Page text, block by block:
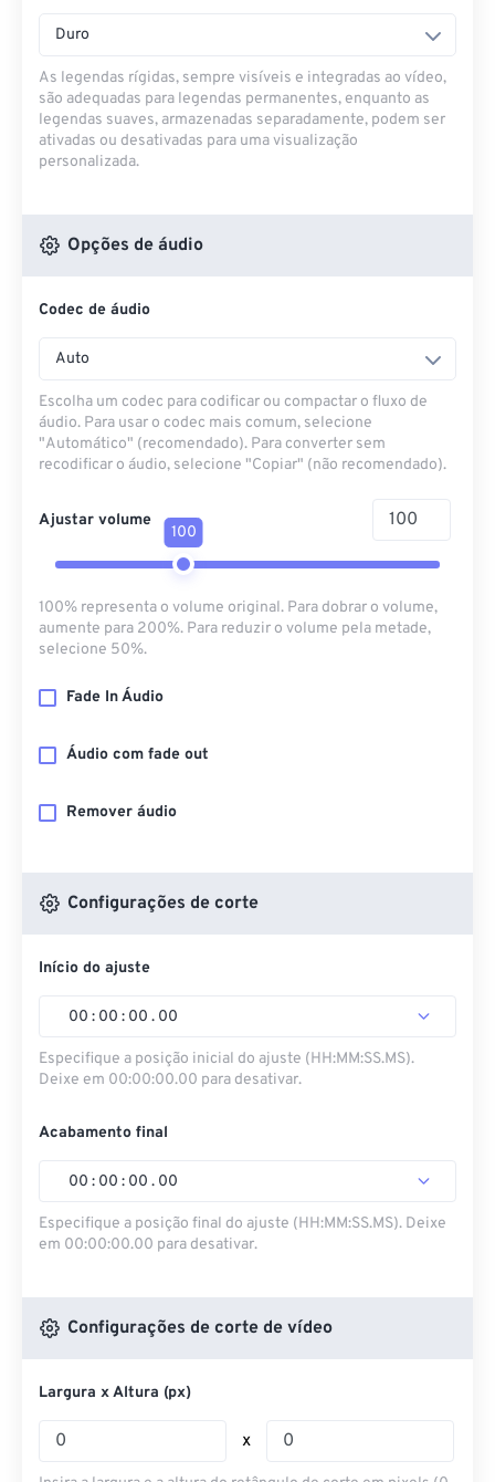
Duro
As legendas rígidas, sempre visíveis e integradas ao vídeo,
são adequadas para legendas permanentes, enquanto as
legendas suaves, armazenadas separadamente, podem ser
ativadas ou desativadas para uma visualização
personalizada.
Opções de áudio
Codec de áudio
Auto
Escolha um codec para codificar ou compactar o fluxo de
áudio. Para usar o codec mais comum, selecione
"Automático" (recomendado). Para converter sem
recodificar o áudio, selecione "Copiar" (não recomendado).
Ajustar volume
100
100% representa o volume original. Para dobrar o volume,
aumente para 200%. Para reduzir o volume pela metade,
selecione 50%.
Fade In Áudio
Áudio com fade out
Remover áudio
Configurações de corte
Início do ajuste
00 : 00 : 00 . 00
Especifique a posição inicial do ajuste (HH:MM:SS.MS).
Deixe em 00:00:00.00 para desativar.
Acabamento final
00 : 00 : 00 . 00
Especifique a posição final do ajuste (HH:MM:SS.MS). Deixe
em 00:00:00.00 para desativar.
Configurações de corte de vídeo
Largura x Altura (px)
x